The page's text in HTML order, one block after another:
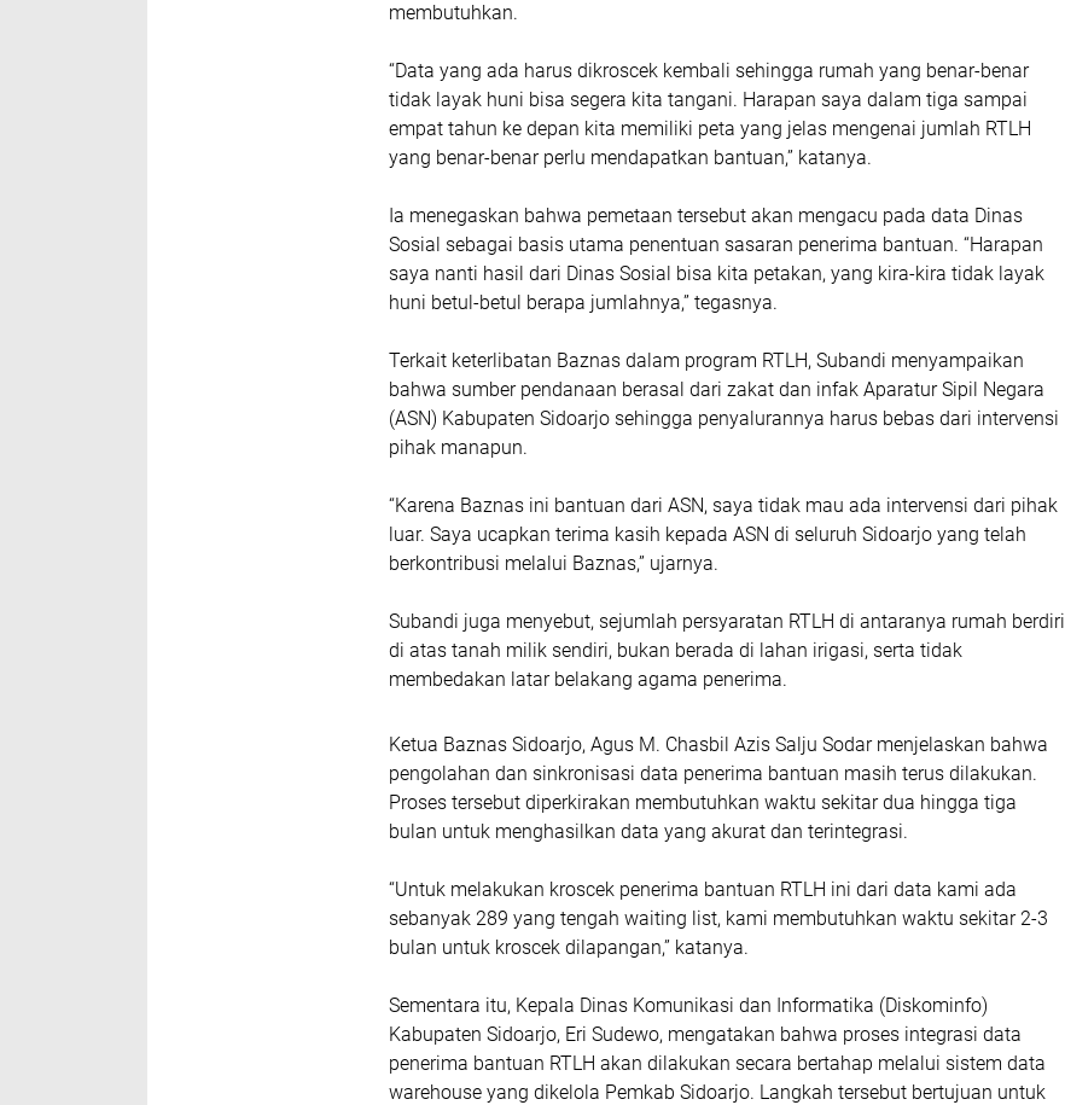
membutuhkan.
“Data yang ada harus dikroscek kembali sehingga rumah yang benar-benar
tidak layak huni bisa segera kita tangani. Harapan saya dalam tiga sampai
empat tahun ke depan kita memiliki peta yang jelas mengenai jumlah RTLH
yang benar-benar perlu mendapatkan bantuan,” katanya.
Ia menegaskan bahwa pemetaan tersebut akan mengacu pada data Dinas
Sosial sebagai basis utama penentuan sasaran penerima bantuan. “Harapan
saya nanti hasil dari Dinas Sosial bisa kita petakan, yang kira-kira tidak layak
huni betul-betul berapa jumlahnya,” tegasnya.
Terkait keterlibatan Baznas dalam program RTLH, Subandi menyampaikan
bahwa sumber pendanaan berasal dari zakat dan infak Aparatur Sipil Negara
(ASN) Kabupaten Sidoarjo sehingga penyalurannya harus bebas dari intervensi
pihak manapun.
“Karena Baznas ini bantuan dari ASN, saya tidak mau ada intervensi dari pihak
luar. Saya ucapkan terima kasih kepada ASN di seluruh Sidoarjo yang telah
berkontribusi melalui Baznas,” ujarnya.
Subandi juga menyebut, sejumlah persyaratan RTLH di antaranya rumah berdiri
di atas tanah milik sendiri, bukan berada di lahan irigasi, serta tidak
membedakan latar belakang agama penerima.
Ketua Baznas Sidoarjo, Agus M. Chasbil Azis Salju Sodar menjelaskan bahwa
pengolahan dan sinkronisasi data penerima bantuan masih terus dilakukan.
Proses tersebut diperkirakan membutuhkan waktu sekitar dua hingga tiga
bulan untuk menghasilkan data yang akurat dan terintegrasi.
“Untuk melakukan kroscek penerima bantuan RTLH ini dari data kami ada
sebanyak 289 yang tengah waiting list, kami membutuhkan waktu sekitar 2-3
bulan untuk kroscek dilapangan,” katanya.
Sementara itu, Kepala Dinas Komunikasi dan Informatika (Diskominfo)
Kabupaten Sidoarjo, Eri Sudewo, mengatakan bahwa proses integrasi data
penerima bantuan RTLH akan dilakukan secara bertahap melalui sistem data
warehouse yang dikelola Pemkab Sidoarjo. Langkah tersebut bertujuan untuk